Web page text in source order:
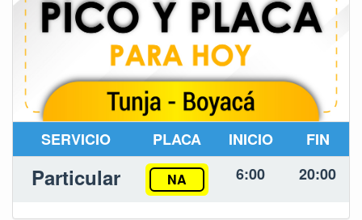
SERVICIO PLACA INICIO FIN
Particular NA 6:00 20:00